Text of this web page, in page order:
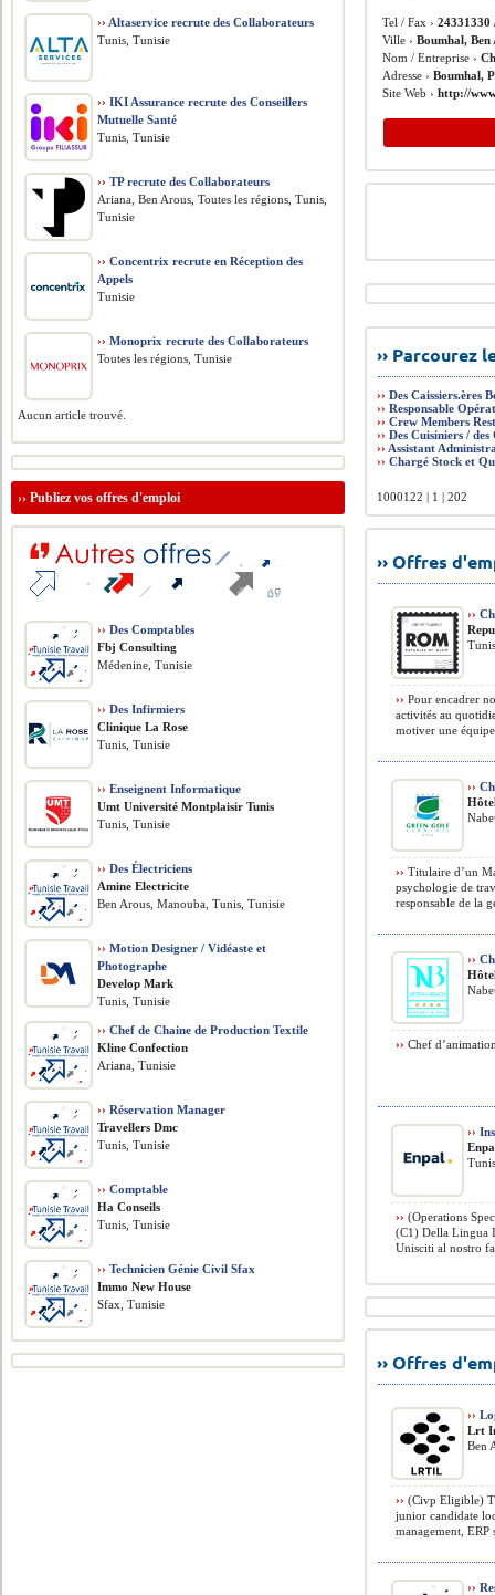
Tel / Fax ›24331330
Ville ›Boumhal, Ben
Nom / Entreprise ›
Adresse ›Boumhal,
Site Web ›http://
››
››Des Caissiers.ères
››Responsable
››Crew Members
››Des Cuisiniers / des
›› Assistant
››Chargé Stock et
1000122 | 1 | 202
›› Offres
››
›› Pour encadrer
activités au
motiver une
››
›› Titulaire d’un
psychologie de
responsable de la
››
›› Chef
››
›› (Operations
(C1) Della Lingua
Unisciti al nostro
›› Offres
››
Lrt
Ben
›› (Civp Eligible)
junior candidate
management, ERP
››
›› Altaservice recrute des Collaborateurs
Tunis, Tunisie
›› IKI Assurance recrute des Conseillers
Mutuelle Santé
Tunis, Tunisie
›› TP recrute des Collaborateurs
Ariana, Ben Arous, Toutes les régions, Tunis,
Tunisie
›› Concentrix recrute en Réception des
Appels
Tunisie
›› Monoprix recrute des Collaborateurs
Toutes les régions, Tunisie
Aucun article trouvé.
››Publiez vos offres d'emploi
›› Des Comptables
Fbj Consulting
Médenine, Tunisie
›› Des Infirmiers
Clinique La Rose
Tunis, Tunisie
›› Enseignent Informatique
Umt Université Montplaisir Tunis
Tunis, Tunisie
›› Des Électriciens
Amine Electricite
Ben Arous, Manouba, Tunis, Tunisie
›› Motion Designer / Vidéaste et
Photographe
Develop Mark
Tunis, Tunisie
›› Chef de Chaine de Production Textile
Kline Confection
Ariana, Tunisie
›› Réservation Manager
Travellers Dmc
Tunis, Tunisie
›› Comptable
Ha Conseils
Tunis, Tunisie
›› Technicien Génie Civil Sfax
Immo New House
Sfax, Tunisie